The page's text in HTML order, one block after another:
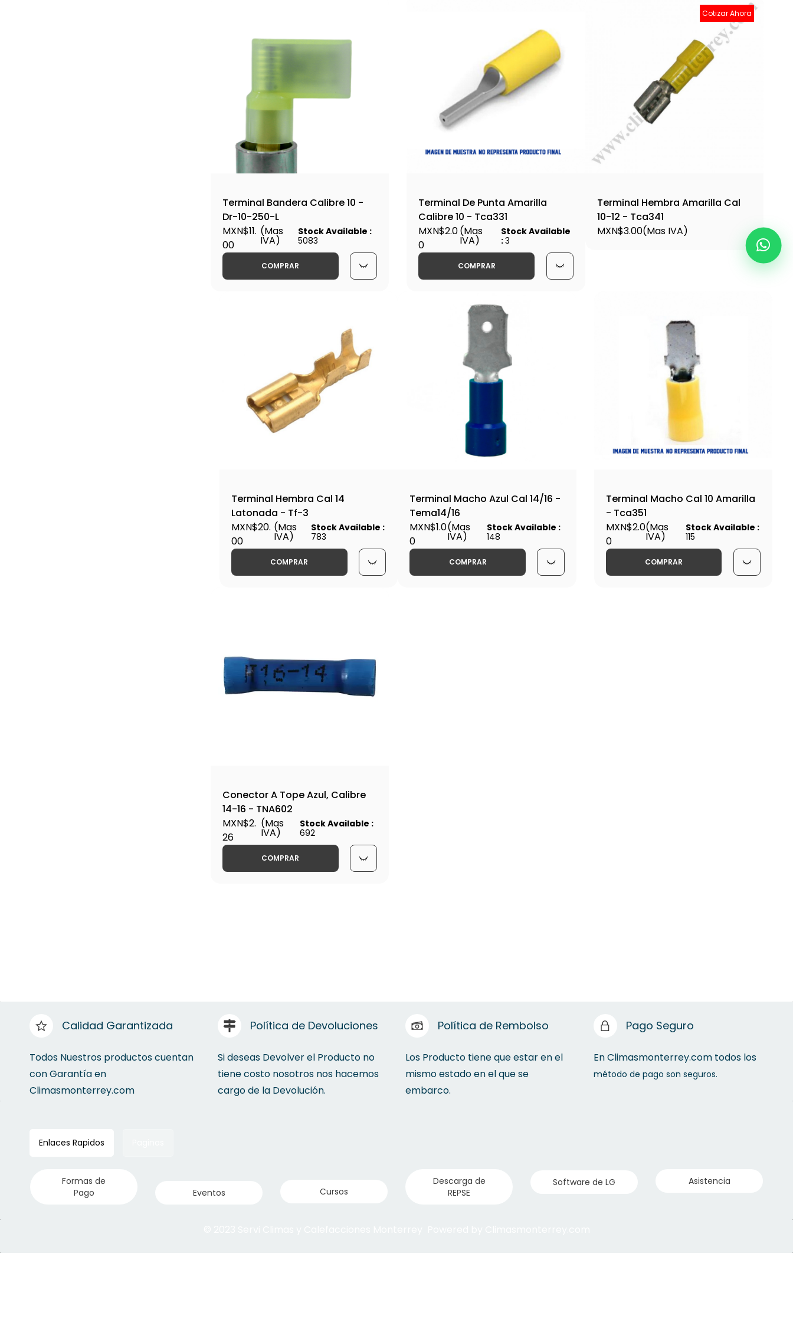
Terminal Bandera Calibre 10 -
Dr-10-250-L
MXN$11.
00
(Mas
IVA)
Stock Available :
5083
COMPRAR
Terminal De Punta Amarilla
Calibre 10 - Tca331
MXN$2.0
0
(Mas
IVA)
Stock Available
:3
COMPRAR
Cotizar Ahora
Terminal Hembra Amarilla Cal
10-12 - Tca341
MXN$3.00(Mas IVA)
Terminal Hembra Cal 14
Latonada - Tf-3
MXN$20.
00
(Mas
IVA)
Stock Available :
783
COMPRAR
Terminal Macho Azul Cal 14/16 -
Tema14/16
MXN$1.0
0
(Mas
IVA)
Stock Available :
148
COMPRAR
Terminal Macho Cal 10 Amarilla
- Tca351
MXN$2.0
0
(Mas
IVA)
Stock Available :
115
COMPRAR
Conector A Tope Azul, Calibre
14-16 - TNA602
MXN$2.
26
(Mas
IVA)
Stock Available :
692
COMPRAR
Calidad Garantizada
Todos Nuestros productos cuentan
con Garantía en
Climasmonterrey.com
Política de Devoluciones
Si deseas Devolver el Producto no
tiene costo nosotros nos hacemos
cargo de la Devolución.
Política de Rembolso
Los Producto tiene que estar en el
mismo estado en el que se
embarco.
Pago Seguro
En Climasmonterrey.com todos los
método de pago son seguros.
Enlaces Rapidos
Formas de
Pago
Eventos Cursos
Descarga de
REPSE
Software de LG Asistencia